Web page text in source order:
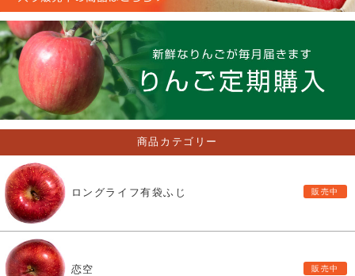
商品カテゴリー
ロングライフ有袋ふじ
恋空